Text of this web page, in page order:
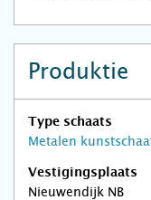
Produktie
Type schaats
Metalen
Vestigingsplaats
Nieuwendijk NB